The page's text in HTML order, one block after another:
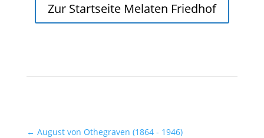
Zur Startseite Melaten Friedhof
← August von Othegraven (1864 - 1946)